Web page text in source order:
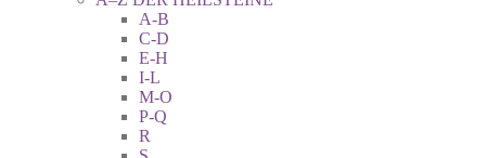
A-B
C-D
E-H
I-L
M-O
P-Q
R